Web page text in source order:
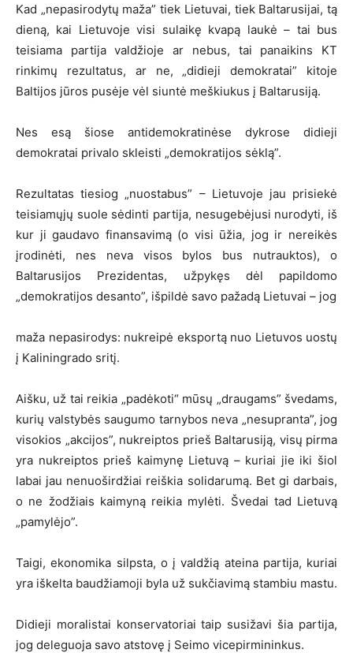
Kad „nepasirodytų maža” tiek Lietuvai, tiek Baltarusijai, tą
dieną, kai Lietuvoje visi sulaikę kvapą laukė – tai bus
teisiama partija valdžioje ar nebus, tai panaikins KT
rinkimų rezultatus, ar ne, „didieji demokratai” kitoje
Baltijos jūros pusėje vėl siuntė meškiukus į Baltarusiją.
Nes esą šiose antidemokratinėse dykrose didieji
demokratai privalo skleisti „demokratijos sėklą”.
Rezultatas tiesiog „nuostabus” – Lietuvoje jau prisiekė
teisiamųjų suole sėdinti partija, nesugebėjusi nurodyti, iš
kur ji gaudavo finansavimą (o visi ūžia, jog ir nereikės
įrodinėti, nes neva visos bylos bus nutrauktos), o
Baltarusijos Prezidentas, užpykęs dėl papildomo
„demokratijos desanto”, išpildė savo pažadą Lietuvai – jog
maža nepasirodys: nukreipė eksportą nuo Lietuvos uostų
į Kaliningrado sritį.
Aišku, už tai reikia „padėkoti“ mūsų „draugams” švedams,
kurių valstybės saugumo tarnybos neva „nesupranta”, jog
visokios „akcijos”, nukreiptos prieš Baltarusiją, visų pirma
yra nukreiptos prieš kaimynę Lietuvą – kuriai jie iki šiol
labai jau nenuoširdžiai reiškia solidarumą. Bet gi darbais,
o ne žodžiais kaimyną reikia mylėti. Švedai tad Lietuvą
„pamylėjo”.
Taigi, ekonomika silpsta, o į valdžią ateina partija, kuriai
yra iškelta baudžiamoji byla už sukčiavimą stambiu mastu.
Didieji moralistai konservatoriai taip susižavi šia partija,
jog deleguoja savo atstovę į Seimo vicepirmininkus.